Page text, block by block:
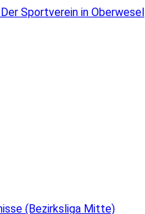
(Bezirksliga Mitte)